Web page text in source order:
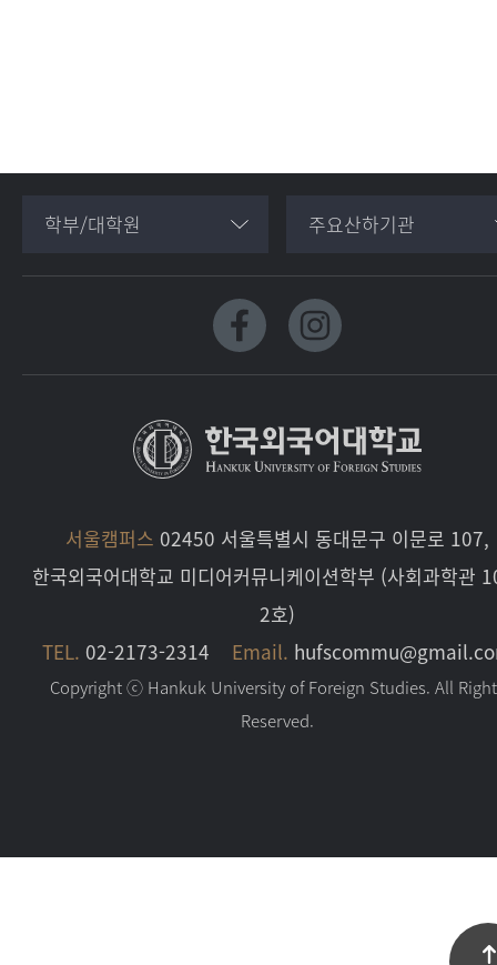
학부/대학원 주요산하기관
서울캠퍼스 02450 서울특별시 동대문구 이문로 107,
한국외국어대학교 미디어커뮤니케이션학부 (사회과학관
2호)
TEL. 02-2173-2314 Email.
Copyright ⓒ Hankuk University of Foreign Studies. All
Reserved.